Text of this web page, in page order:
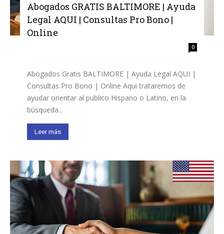
Abogados GRATIS BALTIMORE | Ayuda
Legal AQUI | Consultas Pro Bono |
Online
- 0
Abogados Gratis BALTIMORE | Ayuda Legal AQUI |
Consultas Pro Bono | Online Aqui trataremos de
ayudar orientar al publico Hispano o Latino, en la
búsqueda...
Leer más